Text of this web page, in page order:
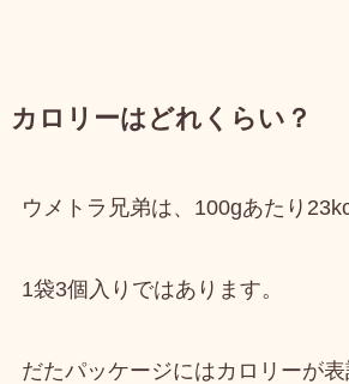
カロリーはどれくらい？
ウメトラ兄弟は、 100gあたり
1袋3個入りではあります。
だたパッケージにはカロリーが